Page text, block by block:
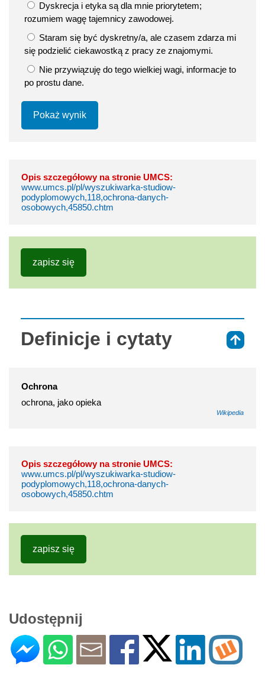
Dyskrecja i etyka są dla mnie priorytetem;
rozumiem wagę tajemnicy zawodowej.
Staram się być dyskretny/a, ale czasem zdarza mi
się podzielić ciekawostką z pracy ze znajomymi.
Nie przywiązuję do tego wielkiej wagi, informacje to
po prostu dane.
Pokaż wynik
Opis szczegółowy na stronie UMCS:
www.umcs.pl/pl/wyszukiwarka-studiow-
podyplomowych,118,ochrona-danych-
osobowych,45850.chtm
zapisz się
Definicje i cytaty
Ochrona
ochrona, jako opieka
Wikipedia
Opis szczegółowy na stronie UMCS:
www.umcs.pl/pl/wyszukiwarka-studiow-
podyplomowych,118,ochrona-danych-
osobowych,45850.chtm
zapisz się
Udostępnij